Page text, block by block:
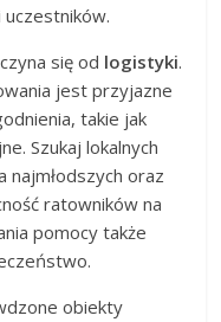
się od logistyki.
jest przyjazne
takie jak
Szukaj lokalnych
oraz
ratowników na
pomocy także
obiekty